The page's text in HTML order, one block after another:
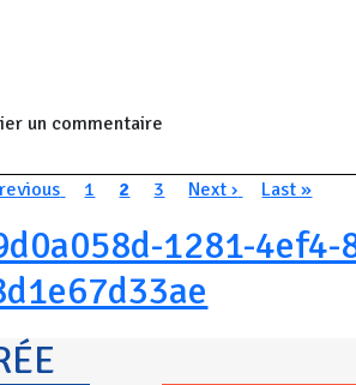
un commentaire
précédente
Page
1 Page courante
2 Page
3 Page suivante
Next › Dernière
Last »
1281-4ef4-